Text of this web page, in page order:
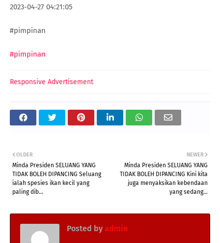
2023-04-27 04:21:05
#pimpinan
#pimpinan
Responsive Advertisement
NEWER
Minda Presiden SELUANG YANG
TIDAK BOLEH DIPANCING Kini kita
juga menyaksikan kebendaan
yang sedang...
OLDER
Minda Presiden SELUANG YANG
TIDAK BOLEH DIPANCING Seluang
ialah spesies ikan kecil yang
paling dib...
Posted by admin